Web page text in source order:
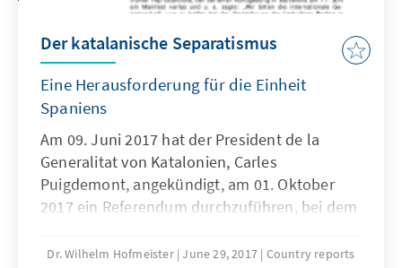
Der katalanische Separatismus
Eine Herausforderung für die Einheit
Spaniens
Am 09. Juni 2017 hat der President de la
Generalitat von Katalonien, Carles
Puigdemont, angekündigt, am 01. Oktober
2017 ein Referendum durchzuführen, bei dem
Gründung eines unabhängigen katalanischen
Dr. Wilhelm Hofmeister June 29, 2017 Country reports